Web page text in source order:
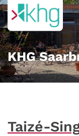
Zum Inhalt
KHG
Taizé-